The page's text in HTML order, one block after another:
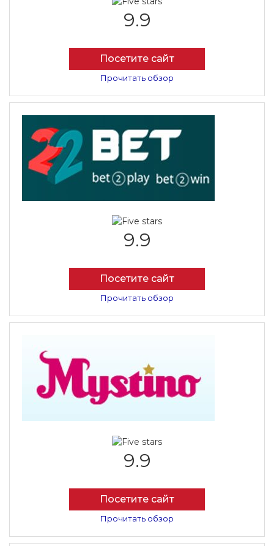
9.9
Посетите сайт
Прочитать обзор
9.9
Посетите сайт
Прочитать обзор
9.9
Посетите сайт
Прочитать обзор